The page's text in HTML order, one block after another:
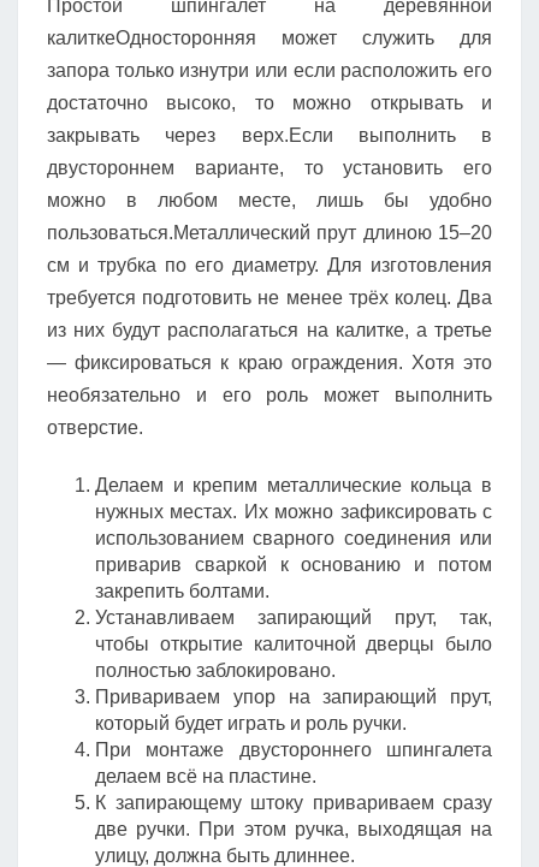
Простой шпингалет на деревянной
калиткеОдносторонняя может служить для
запора только изнутри или если расположить его
достаточно высоко, то можно открывать и
закрывать через верх.Если выполнить в
двустороннем варианте, то установить его
можно в любом месте, лишь бы удобно
пользоваться.Металлический прут длиною 15–20
см и трубка по его диаметру. Для изготовления
требуется подготовить не менее трёх колец. Два
из них будут располагаться на калитке, а третье
— фиксироваться к краю ограждения. Хотя это
необязательно и его роль может выполнить
отверстие.
Делаем и крепим металлические кольца в
нужных местах. Их можно зафиксировать с
использованием сварного соединения или
приварив сваркой к основанию и потом
закрепить болтами.
Устанавливаем запирающий прут, так,
чтобы открытие калиточной дверцы было
полностью заблокировано.
Привариваем упор на запирающий прут,
который будет играть и роль ручки.
При монтаже двустороннего шпингалета
делаем всё на пластине.
К запирающему штоку привариваем сразу
две ручки. При этом ручка, выходящая на
улицу, должна быть длиннее.